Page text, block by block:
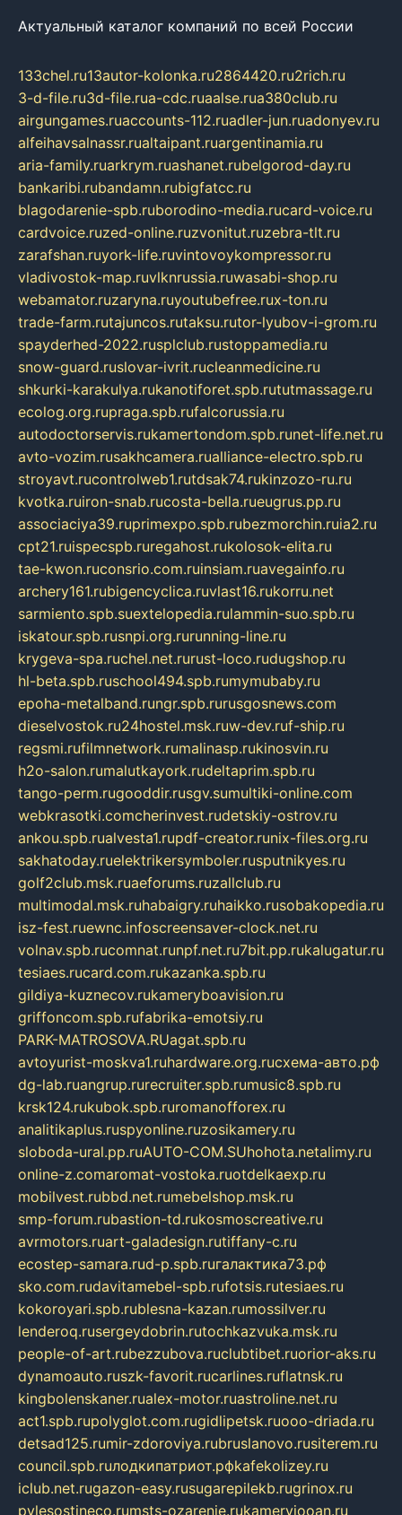
Актуальный каталог компаний по всей России
133chel.ru13autor-kolonka.ru2864420.ru2rich.ru
3-d-file.ru3d-file.rua-cdc.ruaalse.rua380club.ru
airgungames.ruaccounts-112.ruadler-jun.ruadonyev.ru
alfeihavsalnassr.rualtaipant.ruargentinamia.ru
aria-family.ruarkrym.ruashanet.rubelgorod-day.ru
bankaribi.rubandamn.rubigfatcc.ru
blagodarenie-spb.ruborodino-media.rucard-voice.ru
cardvoice.ruzed-online.ruzvonitut.ruzebra-tlt.ru
zarafshan.ruyork-life.ruvintovoykompressor.ru
vladivostok-map.ruvlknrussia.ruwasabi-shop.ru
webamator.ruzaryna.ruyoutubefree.rux-ton.ru
trade-farm.rutajuncos.rutaksu.rutor-lyubov-i-grom.ru
spayderhed-2022.rusplclub.rustoppamedia.ru
snow-guard.ruslovar-ivrit.rucleanmedicine.ru
shkurki-karakulya.rukanotiforet.spb.rututmassage.ru
ecolog.org.rupraga.spb.rufalcorussia.ru
autodoctorservis.rukamertondom.spb.runet-life.net.ru
avto-vozim.rusakhcamera.rualliance-electro.spb.ru
stroyavt.rucontrolweb1.rutdsak74.rukinzozo-ru.ru
kvotka.ruiron-snab.rucosta-bella.rueugrus.pp.ru
associaciya39.ruprimexpo.spb.rubezmorchin.ruia2.ru
cpt21.ruispecspb.ruregahost.rukolosok-elita.ru
tae-kwon.ruconsrio.com.ruinsiam.ruavegainfo.ru
archery161.rubigencyclica.ruvlast16.rukorru.net
sarmiento.spb.suextelopedia.rulammin-suo.spb.ru
iskatour.spb.rusnpi.org.rurunning-line.ru
krygeva-spa.ruchel.net.rurust-loco.rudugshop.ru
hl-beta.spb.ruschool494.spb.rumymubaby.ru
epoha-metalband.rungr.spb.rurusgosnews.com
dieselvostok.ru24hostel.msk.ruw-dev.ruf-ship.ru
regsmi.rufilmnetwork.rumalinasp.rukinosvin.ru
h2o-salon.rumalutkayork.rudeltaprim.spb.ru
tango-perm.rugooddir.rusgv.sumultiki-online.com
webkrasotki.comcherinvest.rudetskiy-ostrov.ru
ankou.spb.rualvesta1.rupdf-creator.runix-files.org.ru
sakhatoday.ruelektrikersymboler.rusputnikyes.ru
golf2club.msk.ruaeforums.ruzallclub.ru
multimodal.msk.ruhabaigry.ruhaikko.rusobakopedia.ru
isz-fest.ruewnc.infoscreensaver-clock.net.ru
volnav.spb.rucomnat.runpf.net.ru7bit.pp.rukalugatur.ru
tesiaes.rucard.com.rukazanka.spb.ru
gildiya-kuznecov.rukameryboavision.ru
griffoncom.spb.rufabrika-emotsiy.ru
PARK-MATROSOVA.RUagat.spb.ru
avtoyurist-moskva1.ruhardware.org.ruсхема-авто.рф
dg-lab.ruangrup.rurecruiter.spb.rumusic8.spb.ru
krsk124.rukubok.spb.ruromanofforex.ru
analitikaplus.ruspyonline.ruzosikamery.ru
sloboda-ural.pp.ruAUTO-COM.SUhohota.netalimy.ru
online-z.comaromat-vostoka.ruotdelkaexp.ru
mobilvest.rubbd.net.rumebelshop.msk.ru
smp-forum.rubastion-td.rukosmoscreative.ru
avrmotors.ruart-galadesign.rutiffany-c.ru
ecostep-samara.rud-p.spb.ruгалактика73.рф
sko.com.rudavitamebel-spb.rufotsis.rutesiaes.ru
kokoroyari.spb.rublesna-kazan.rumossilver.ru
lenderoq.rusergeydobrin.rutochkazvuka.msk.ru
people-of-art.rubezzubova.ruclubtibet.ruorior-aks.ru
dynamoauto.ruszk-favorit.rucarlines.ruflatnsk.ru
kingbolenskaner.rualex-motor.ruastroline.net.ru
act1.spb.rupolyglot.com.rugidlipetsk.ruooo-driada.ru
detsad125.rumir-zdoroviya.rubruslanovo.rusiterem.ru
council.spb.ruлодкипатриот.рфkafekolizey.ru
iclub.net.rugazon-easy.rusugarepilekb.rugrinox.ru
pylesostineco.rumsts-ozarenie.rukameryjooan.ru